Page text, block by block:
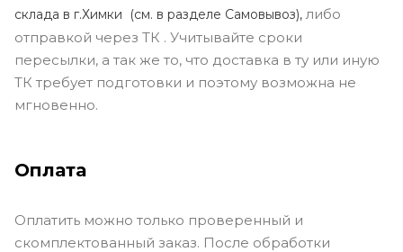
склада в г.Химки (см. в разделе Самовывоз), либо
отправкой через ТК . Учитывайте сроки
пересылки, а так же то, что доставка в ту или иную
ТК требует подготовки и поэтому возможна не
мгновенно.
Оплата
Оплатить можно только проверенный и
скомплектованный заказ. После обработки